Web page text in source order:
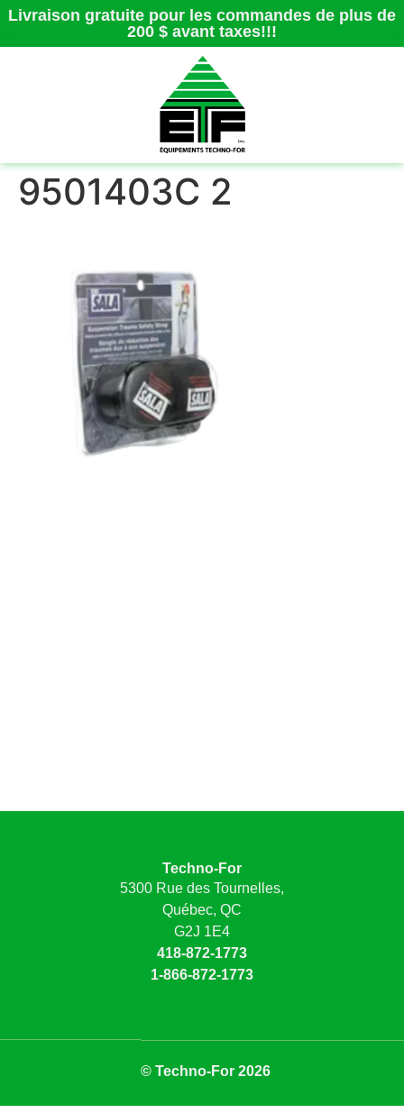
Livraison gratuite pour les commandes de plus de
200 $ avant taxes!!!
9501403C 2
Techno-For
5300 Rue des Tournelles,
Québec, QC
G2J 1E4
418-872-1773
1-866-872-1773
© Techno-For 2026